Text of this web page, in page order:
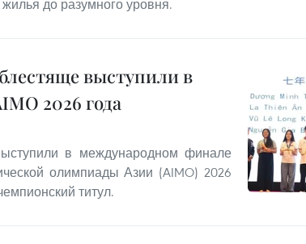
до разумного уровня.
выступили в
2026 года
в международном финале
олимпиады Азии (AIMO) 2026
титул.